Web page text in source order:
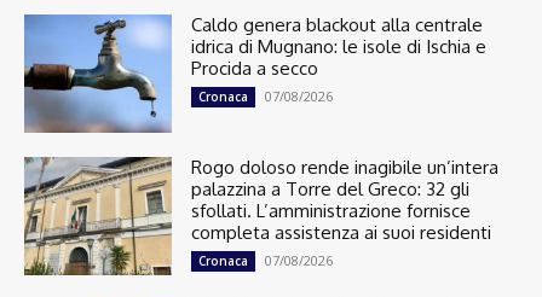
Caldo genera blackout alla centrale
idrica di Mugnano: le isole di Ischia e
Procida a secco
Cronaca 07/08/2026
Rogo doloso rende inagibile un’intera
palazzina a Torre del Greco: 32 gli
sfollati. L’amministrazione fornisce
completa assistenza ai suoi residenti
Cronaca 07/08/2026